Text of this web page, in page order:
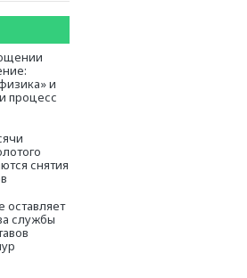
и
процесс
снятия
оставляет
службы